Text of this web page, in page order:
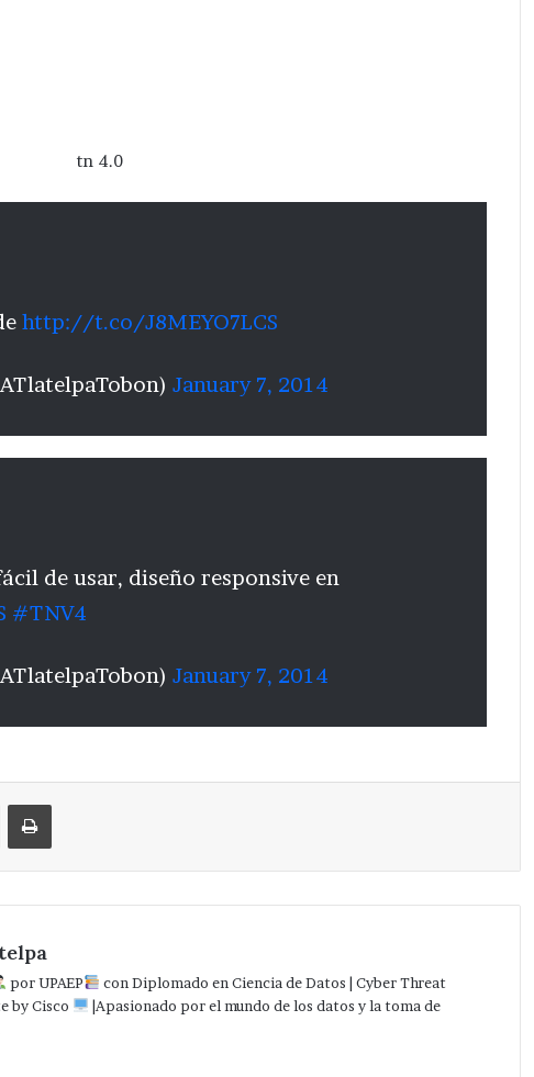
http://t.co/J8MEYO7LCS
January 7, 2014
de usar, diseño responsive en
#TNV4
January 7, 2014
Compartir via CorreoImprimir
por UPAEP
con Diplomado en Ciencia de Datos | Cyber Threat
by Cisco
|Apasionado por el mundo de los datos y la toma de